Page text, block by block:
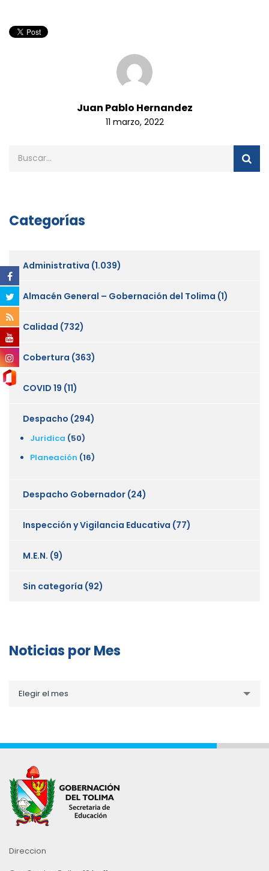
Juan Pablo Hernandez
11 marzo, 2022
Categorías
Administrativa (1.039)
Almacén General – Gobernación del Tolima (1)
Calidad (732)
Cobertura (363)
COVID 19 (11)
Despacho (294)
Juridica (50)
Planeación (16)
Despacho Gobernador (24)
Inspección y Vigilancia Educativa (77)
M.E.N. (9)
Sin categoría (92)
Noticias por Mes
porElegir el mes
Direccion